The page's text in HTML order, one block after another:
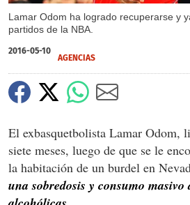
Lamar Odom ha logrado recuperarse y
partidos de la NBA.
2016-05-10
AGENCIAS
El exbasquetbolista Lamar Odom,
siete meses, luego de que se le
la habitación de un burdel en
una sobredosis y consumo masivo